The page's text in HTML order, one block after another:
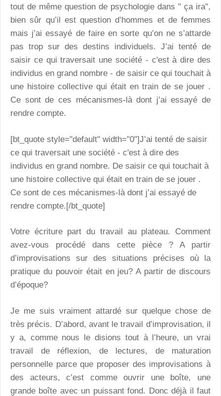
tout de même question de psychologie dans " ça ira",
bien sûr qu’il est question d’hommes et de femmes
mais j’ai essayé de faire en sorte qu’on ne s’attarde
pas trop sur des destins individuels. J’ai tenté de
saisir ce qui traversait une société - c'est à dire des
individus en grand nombre - de saisir ce qui touchait à
une histoire collective qui était en train de se jouer .
Ce sont de ces mécanismes-là dont j’ai essayé de
rendre compte.
[bt_quote style="default" width="0"]J’ai tenté de saisir
ce qui traversait une société - c'est à dire des
individus en grand nombre. De saisir ce qui touchait à
une histoire collective qui était en train de se jouer .
Ce sont de ces mécanismes-là dont j’ai essayé de
rendre compte.[/bt_quote]
Votre écriture part du travail au plateau. Comment
avez-vous procédé dans cette pièce ? A partir
d’improvisations sur des situations précises où la
pratique du pouvoir était en jeu? A partir de discours
d’époque?
Je me suis vraiment attardé sur quelque chose de
très précis. D’abord, avant le travail d’improvisation, il
y a, comme nous le disions tout à l’heure, un vrai
travail de réflexion, de lectures, de maturation
personnelle parce que proposer des improvisations à
des acteurs, c’est comme ouvrir une boîte, une
grande boîte avec un puissant fond. Donc déjà il faut